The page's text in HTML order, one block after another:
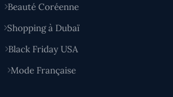
Beauté Coréenne
Shopping à Dubaï
Black Friday USA
Mode Française